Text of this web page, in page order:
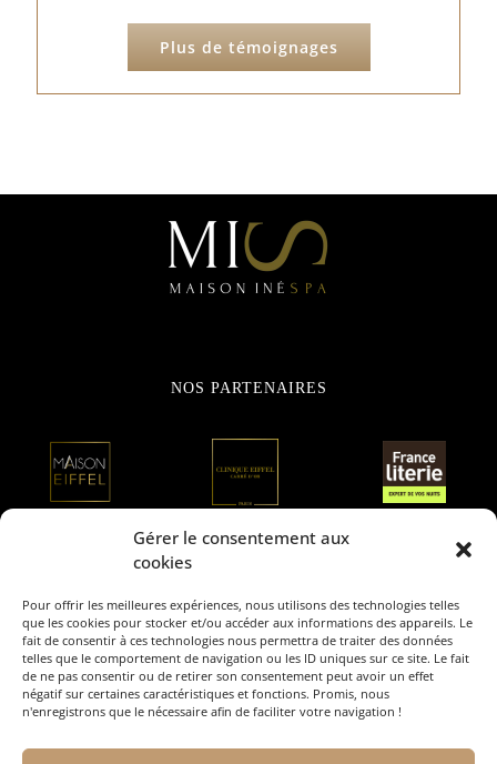
Gérer le consentement aux
cookies
Pour offrir les meilleures expériences, nous utilisons des technologies telles
que les cookies pour stocker et/ou accéder aux informations des appareils. Le
fait de consentir à ces technologies nous permettra de traiter des données
telles que le comportement de navigation ou les ID uniques sur ce site. Le fait
de ne pas consentir ou de retirer son consentement peut avoir un effet
négatif sur certaines caractéristiques et fonctions. Promis, nous
n'enregistrons que le nécessaire afin de faciliter votre navigation !
Plus de témoignages
RETROUVEZ-NOUS SUR
NOS PARTENAIRES